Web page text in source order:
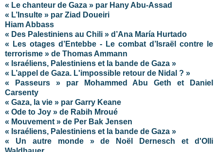
« Le chanteur de Gaza » par Hany Abu-Assad
« L’Insulte » par Ziad Doueiri
Hiam Abbass
« Des Palestiniens au Chili » d’Ana María Hurtado
« Les otages d’Entebbe - Le combat d’Israël contre le
terrorisme » de Thomas Ammann
« Israéliens, Palestiniens et la bande de Gaza »
« L’appel de Gaza. L'impossible retour de Nidal ? »
« Passeurs » par Mohammed Abu Geth et Daniel
Carsenty
« Gaza, la vie » par Garry Keane
« Ode to Joy » de Rabih Mroué
« Mouvement » de Per Bak Jensen
« Israéliens, Palestiniens et la bande de Gaza »
« Un autre monde » de Noël Dernesch et d'Olli